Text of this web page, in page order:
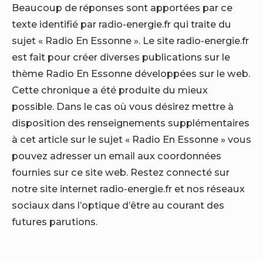
Beaucoup de réponses sont apportées par ce
texte identifié par radio-energie.fr qui traite du
sujet « Radio En Essonne ». Le site radio-energie.fr
est fait pour créer diverses publications sur le
thème Radio En Essonne développées sur le web.
Cette chronique a été produite du mieux
possible. Dans le cas où vous désirez mettre à
disposition des renseignements supplémentaires
à cet article sur le sujet « Radio En Essonne » vous
pouvez adresser un email aux coordonnées
fournies sur ce site web. Restez connecté sur
notre site internet radio-energie.fr et nos réseaux
sociaux dans l’optique d’être au courant des
futures parutions.